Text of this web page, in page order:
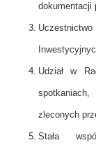
dokumentacji
Udział w
zleconych
Stała